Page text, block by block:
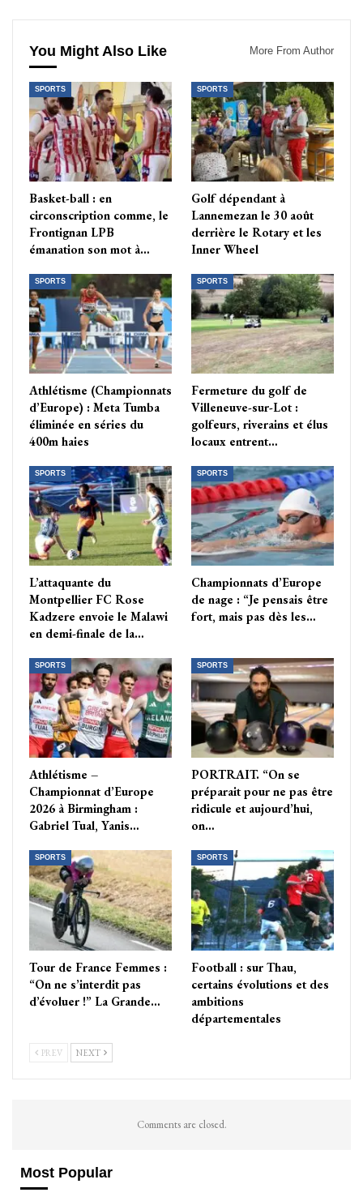
You Might Also Like More From Author
SPORTS
Basket-ball : en
circonscription comme, le
Frontignan LPB
émanation son mot à…
SPORTS
Golf dépendant à
Lannemezan le 30 août
derrière le Rotary et les
Inner Wheel
SPORTS
Athlétisme (Championnats
d’Europe) : Meta Tumba
éliminée en séries du
400m haies
SPORTS
Fermeture du golf de
Villeneuve-sur-Lot :
golfeurs, riverains et élus
locaux entrent…
SPORTS
L’attaquante du
Montpellier FC Rose
Kadzere envoie le Malawi
en demi-finale de la…
SPORTS
Championnats d’Europe
de nage : “Je pensais être
fort, mais pas dès les…
SPORTS
Athlétisme –
Championnat d’Europe
2026 à Birmingham :
Gabriel Tual, Yanis…
SPORTS
PORTRAIT. “On se
préparait pour ne pas être
ridicule et aujourd’hui,
on…
SPORTS
Tour de France Femmes :
“On ne s’interdit pas
d’évoluer !” La Grande…
SPORTS
Football : sur Thau,
certains évolutions et des
ambitions
départementales
PREV NEXT
Comments are closed.
Most Popular